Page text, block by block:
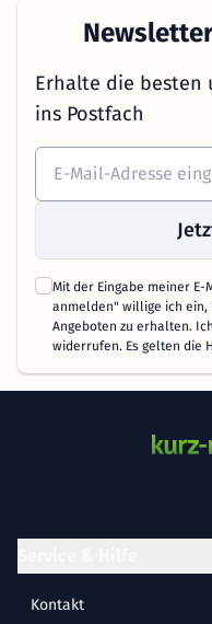
Erhalte die besten
ins Postfach
Mit der Eingabe meiner
anmelden" willige ich ein,
Angeboten zu erhalten.
widerrufen. Es gelten die
Kontakt